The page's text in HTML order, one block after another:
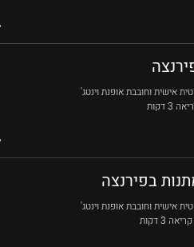
אישית וחובבת אופנת וינטג'
3 דקות
בפירנצה
אישית וחובבת אופנת וינטג'
3 דקות